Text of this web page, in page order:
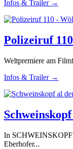
Infos & Trailer →
Polizeiruf
Weltpremiere am
Infos & Trailer →
In
Eberhofer...